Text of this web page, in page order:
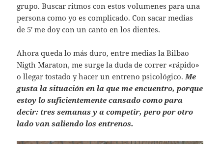
grupo. Buscar ritmos con estos volumenes para una
persona como yo es complicado. Con sacar medias
de 5′ me doy con un canto en los dientes.
Ahora queda lo más duro, entre medias la Bilbao
Nigth Maraton, me surge la duda de correr «rápido»
o llegar tostado y hacer un entreno psicológico. Me
gusta la situación en la que me encuentro, porque
estoy lo suficientemente cansado como para
decir: tres semanas y a competir, pero por otro
lado van saliendo los entrenos.